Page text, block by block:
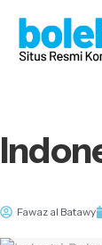
Fawaz al Batawy